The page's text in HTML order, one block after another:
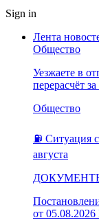
Sign in
Лента
Общество
Уезжаете в
перерасчёт
Общество
⛽️ Ситуация
августа
от